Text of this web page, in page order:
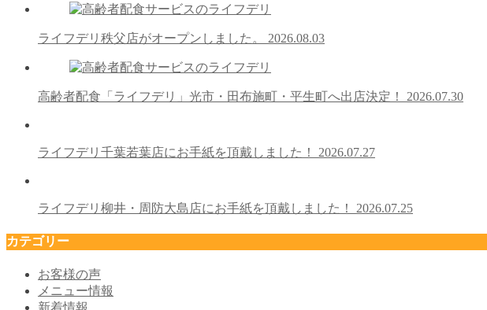
ライフデリ秩父店がオープンしました。 2026.08.03
高齢者配食「ライフデリ」光市・田布施町・平生町へ出店決定！ 2026.07.30
ライフデリ千葉若葉店にお手紙を頂戴しました！ 2026.07.27
ライフデリ柳井・周防大島店にお手紙を頂戴しました！ 2026.07.25
カテゴリー
お客様の声
メニュー情報